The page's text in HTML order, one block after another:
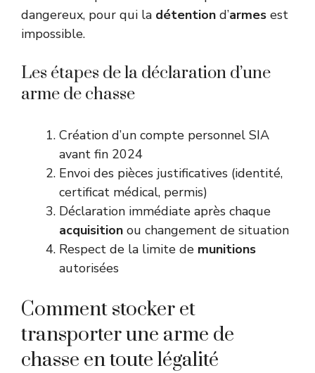
dangereux, pour qui la détention d’armes est
impossible.
Les étapes de la déclaration d’une
arme de chasse
Création d’un compte personnel SIA
avant fin 2024
Envoi des pièces justificatives (identité,
certificat médical, permis)
Déclaration immédiate après chaque
acquisition ou changement de situation
Respect de la limite de munitions
autorisées
Comment stocker et
transporter une arme de
chasse en toute légalité